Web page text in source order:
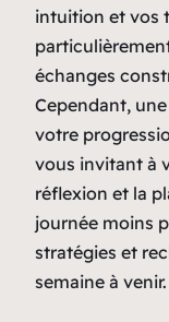
intuition et vos
échanges
Cependant,
votre
vous invitant à
réflexion et la
journée moins
stratégies et
semaine à venir.